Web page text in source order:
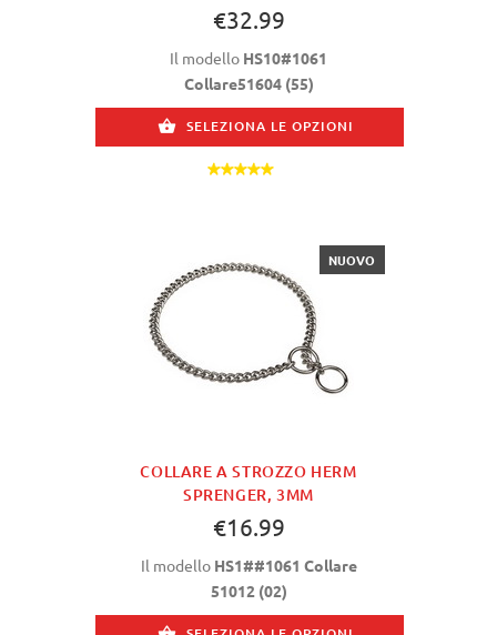
€32.99
Il modello HS10#1061
Collare51604 (55)
SELEZIONA LE OPZIONI
COLLARE A STROZZO HERM
SPRENGER, 3MM
NUOVO
€16.99
Il modello HS1##1061 Collare
51012 (02)